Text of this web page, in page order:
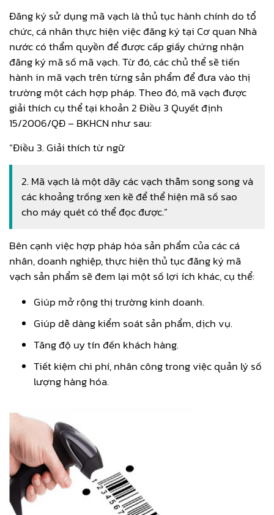
Đăng ký sử dụng mã vạch là thủ tục hành chính do tổ
chức, cá nhân thực hiện việc đăng ký tại Cơ quan Nhà
nước có thẩm quyền để được cấp giấy chứng nhận
đăng ký mã số mã vạch. Từ đó, các chủ thể sẽ tiến
hành in mã vạch trên từng sản phẩm để đưa vào thị
trường một cách hợp pháp. Theo đó, mã vạch được
giải thích cụ thể tại khoản 2 Điều 3 Quyết định
15/2006/QĐ – BKHCN như sau:
“Điều 3. Giải thích từ ngữ
2. Mã vạch là một dãy các vạch thẫm song song và
các khoảng trống xen kẽ để thể hiện mã số sao
cho máy quét có thể đọc được.”
Bên cạnh việc hợp pháp hóa sản phẩm của các cá
nhân, doanh nghiệp, thực hiện thủ tục đăng ký mã
vạch sản phẩm sẽ đem lại một số lợi ích khác, cụ thể:
Giúp mở rộng thị trường kinh doanh.
Giúp dễ dàng kiểm soát sản phẩm, dịch vụ.
Tăng độ uy tín đến khách hàng.
Tiết kiệm chi phí, nhân công trong việc quản lý số
lượng hàng hóa.